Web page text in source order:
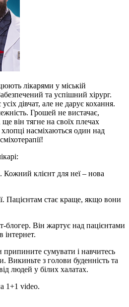
лікарями у міській
та успішний хірург.
дівчат, але не дарує кохання.
Грошей не вистачає,
він тягне на своїх плечах
насміхаються один над
Кожний клієнт для неї – нова
Пацієнтам стає краще, якщо вони
блогер. Він жартує над пацієнтами
інтернет.
припините сумувати і навчитесь
Викиньте з голови буденність та
людей у білих халатах.
1+1 videо.